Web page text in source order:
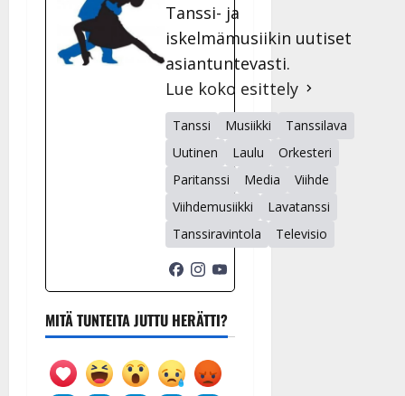
Tanssi- ja
iskelmämusiikin uutiset
asiantuntevasti.
Lue koko esittely
Tanssi Musiikki
Tanssilava
Uutinen
Laulu
Orkesteri
Paritanssi
Media
Viihde
Viihdemusiikki
Lavatanssi
Tanssiravintola
Televisio
MITÄ TUNTEITA JUTTU HERÄTTI?